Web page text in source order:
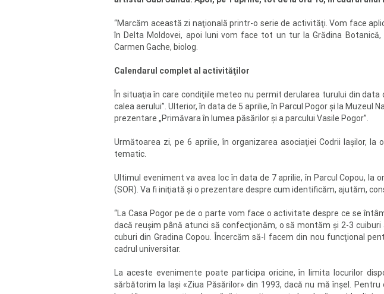
“Marcăm această zi naţională printr-o serie de activităţi. Vom face
în Delta Moldovei, apoi luni vom face tot un tur la Grădina
Carmen Gache, biolog.
Calendarul complet al activităţilor
În situaţia în care condiţiile meteo nu permit derularea turului din
calea aerului”. Ulterior, în data de 5 aprilie, în Parcul Pogor şi la Muzeul
prezentare „Primăvara în lumea păsărilor şi a parcului Vasile Pogor”.
Următoarea zi, pe 6 aprilie, în organizarea asociaţiei Codrii Iaşilor,
tematic.
Ultimul eveniment va avea loc în data de 7 aprilie, în Parcul Copou, la
(SOR). Va fi iniţiată şi o prezentare despre cum identificăm, ajutăm,
“La Casa Pogor pe de o parte vom face o activitate despre ce se
dacă reuşim până atunci să confecţionăm, o să montăm şi 2-3
cuburi din Gradina Copou. Încercăm să-l facem din nou funcţional
cadrul universitar.
La aceste evenimente poate participa oricine, în limita locurilor
sărbătorim la Iaşi «Ziua Păsărilor» din 1993, dacă nu mă înşel.